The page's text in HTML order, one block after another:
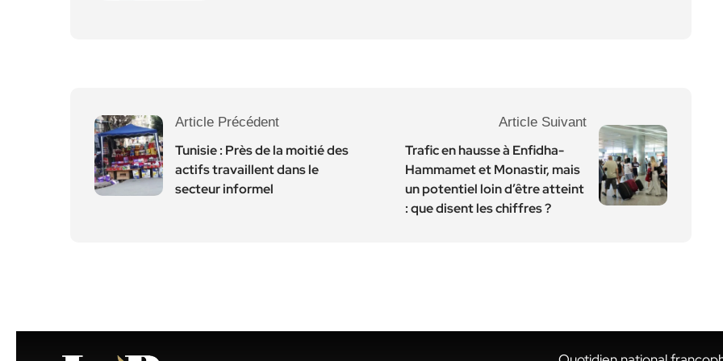
Article Précédent
Tunisie : Près de la moitié des
actifs travaillent dans le
secteur informel
Article Suivant
Trafic en hausse à Enfidha-
Hammamet et Monastir, mais
un potentiel loin d’être atteint
: que disent les chiffres ?